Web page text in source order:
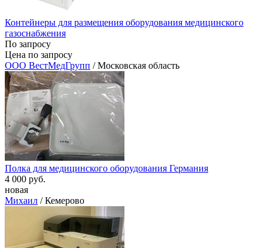
Контейнеры для размещения оборудования медицинского
газоснабжения
По запросу
Цена по запросу
ООО ВестМедГрупп / Московская область
Полка для медицинского оборудования Германия
4 000 руб.
новая
Михаил / Кемерово